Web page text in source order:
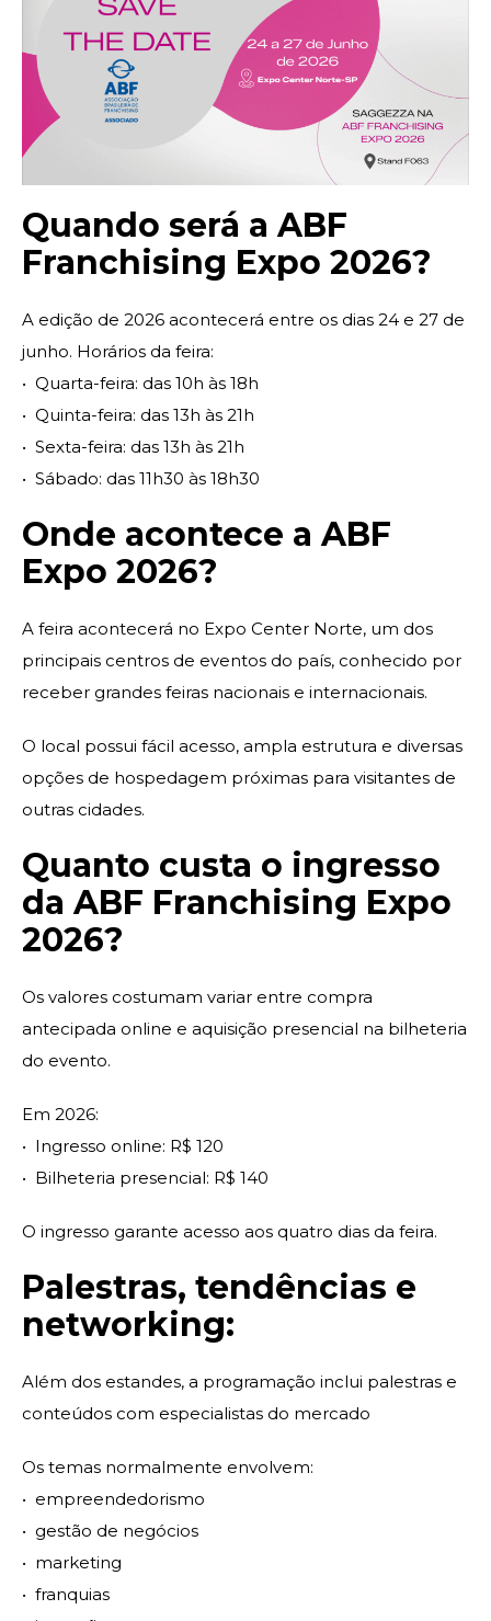
Quando será a ABF
Franchising Expo 2026?
A edição de 2026 acontecerá entre os dias 24 e 27 de
junho. Horários da feira:
•⁠ ⁠Quarta-feira: das 10h às 18h
•⁠ ⁠Quinta-feira: das 13h às 21h
•⁠ ⁠Sexta-feira: das 13h às 21h
•⁠ ⁠Sábado: das 11h30 às 18h30
Onde acontece a ABF
Expo 2026?
A feira acontecerá no Expo Center Norte, um dos
principais centros de eventos do país, conhecido por
receber grandes feiras nacionais e internacionais.
O local possui fácil acesso, ampla estrutura e diversas
opções de hospedagem próximas para visitantes de
outras cidades.
Quanto custa o ingresso
da ABF Franchising Expo
2026?
Os valores costumam variar entre compra
antecipada online e aquisição presencial na bilheteria
do evento.
Em 2026:
•⁠ ⁠Ingresso online: R$ 120
•⁠ ⁠Bilheteria presencial: R$ 140
O ingresso garante acesso aos quatro dias da feira.
Palestras, tendências e
networking:
Além dos estandes, a programação inclui palestras e
conteúdos com especialistas do mercado
Os temas normalmente envolvem:
•⁠ ⁠empreendedorismo
•⁠ ⁠gestão de negócios
•⁠ ⁠marketing
•⁠ ⁠franquias